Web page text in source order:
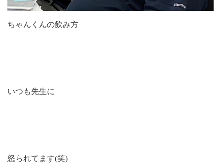
ちゃんくんの飲み方
いつも先生に
怒られてます(笑)